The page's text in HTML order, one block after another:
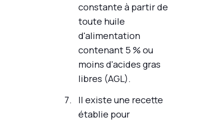
constante à partir de
toute huile
d'alimentation
contenant 5 % ou
moins d'acides gras
libres (AGL).
Il existe une recette
établie pour